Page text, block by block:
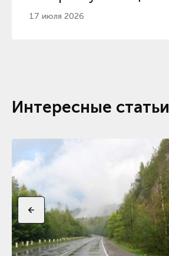
17 июля 2026
Интересные статьи